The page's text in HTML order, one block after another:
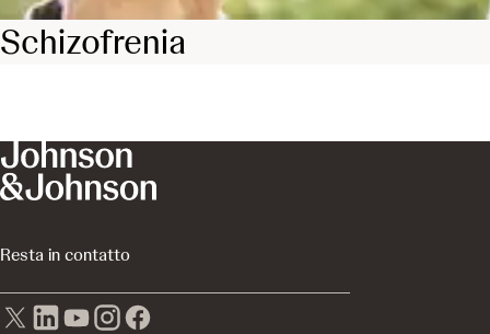
Schizofrenia
Resta in contatto